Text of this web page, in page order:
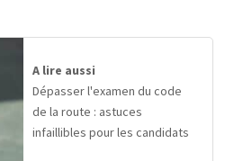
A lire aussi
Dépasser l'examen du code
de la route : astuces
infaillibles pour les candidats